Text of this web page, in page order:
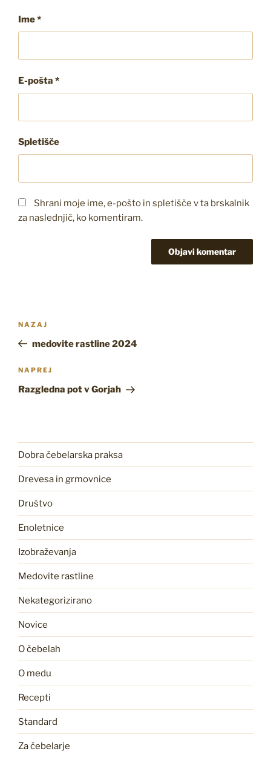
Ime*
E-pošta *
Spletišče
Shrani moje ime, e-pošto in spletišče v ta brskalnik
za naslednjič, ko komentiram.
Navigacija
Prejšnji
prispevek
NAZAJ
medovite rastline 2024
Naslednji
prispevek
NAPREJ
Razgledna pot v Gorjah
Dobra čebelarska praksa
Drevesa in grmovnice
Društvo
Enoletnice
Izobraževanja
Medovite rastline
Nekategorizirano
Novice
O čebelah
O medu
Recepti
Standard
Za čebelarje